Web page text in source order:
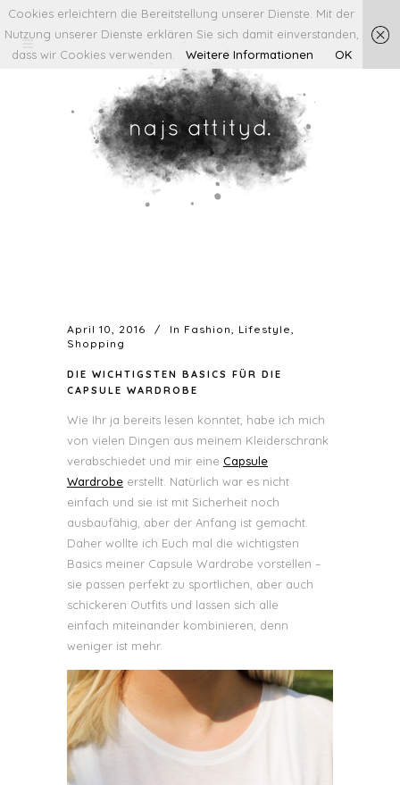
April 10, 2016 In Fashion, Lifestyle,
Shopping
DIE WICHTIGSTEN BASICS FÜR DIE
CAPSULE WARDROBE
Wie Ihr ja bereits lesen konntet, habe ich mich
von vielen Dingen aus meinem Kleiderschrank
verabschiedet und mir eine Capsule
Wardrobe erstellt. Natürlich war es nicht
einfach und sie ist mit Sicherheit noch
ausbaufähig, aber der Anfang ist gemacht.
Daher wollte ich Euch mal die wichtigsten
Basics meiner Capsule Wardrobe vorstellen –
sie passen perfekt zu sportlichen, aber auch
schickeren Outfits und lassen sich alle
einfach miteinander kombinieren, denn
weniger ist mehr.
Cookies erleichtern die Bereitstellung unserer Dienste. Mit der
Nutzung unserer Dienste erklären Sie sich damit einverstanden,
dass wir Cookies verwenden.
Weitere Informationen OK